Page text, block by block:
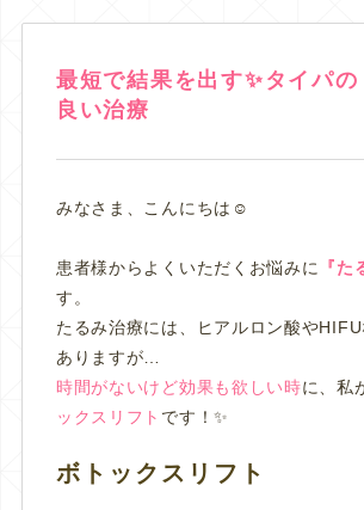
最短で結果を出す✨タイパの
良い治療
みなさま、こんにちは☺️
患者様からよくいただくお悩みに 『た
す。
たるみ治療には、ヒアルロン酸や
ありますが…
時間がないけど効果も欲しい時に、私
ックスリフト です！✨
ボトックスリフト